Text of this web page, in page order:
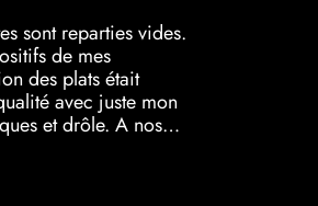
sont reparties vides.
de mes
des plats était
avec juste mon
et drôle. A nos